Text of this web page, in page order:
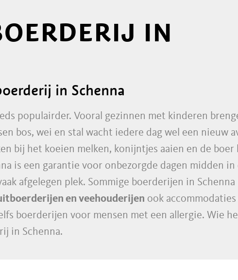
IN
in Schenna
populairder. Vooral gezinnen met kinderen
bos, wei en stal wacht iedere dag wel een nieuw
bij het koeien melken, konijntjes aaien en de boer
is een garantie voor onbezorgde dagen midden in
afgelegen plek. Sommige boerderijen in Schenna
en veehouderijen ook accommodaties
boerderijen voor mensen met een allergie. Wie
in Schenna.